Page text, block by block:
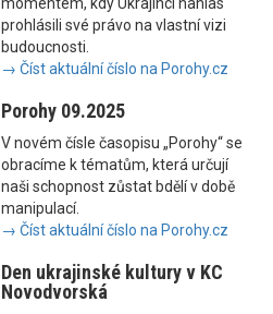
prohlásili své právo na vlastní vizi
budoucnosti.
→ Číst aktuální číslo na Porohy.cz
Porohy 09.2025
V novém čísle časopisu „Porohy“ se
obracíme k tématům, která určují
naši schopnost zůstat bdělí v době
manipulací.
→ Číst aktuální číslo na Porohy.cz
Den ukrajinské kultury v KC
Novodvorská